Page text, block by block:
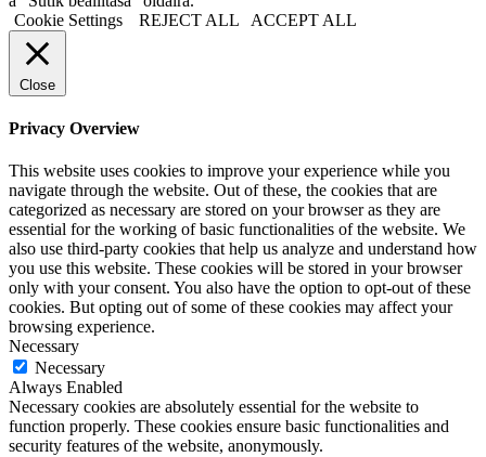
Cookie Settings
REJECT ALL ACCEPT ALL
Close
Privacy Overview
This website uses cookies to improve your experience while you
navigate through the website. Out of these, the cookies that are
categorized as necessary are stored on your browser as they are
essential for the working of basic functionalities of the website. We
also use third-party cookies that help us analyze and understand how
you use this website. These cookies will be stored in your browser
only with your consent. You also have the option to opt-out of these
cookies. But opting out of some of these cookies may affect your
browsing experience.
Necessary
Necessary
Always Enabled
Necessary cookies are absolutely essential for the website to
function properly. These cookies ensure basic functionalities and
security features of the website, anonymously.